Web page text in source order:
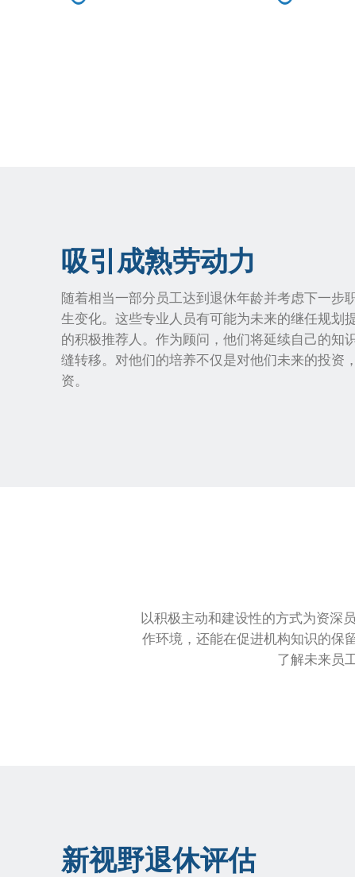
吸引成熟劳动力
随着相当一部分员工达到退休年龄并考虑下一步
生变化。这些专业人员有可能为未来的继任规划
的积极推荐人。作为顾问，他们将延续自己的知
缝转移。对他们的培养不仅是对他们未来的投资
资。
以积极主动和建设性的方式为资深
作环境，还能在促进机构知识的保
了解未来员
新视野退休评估